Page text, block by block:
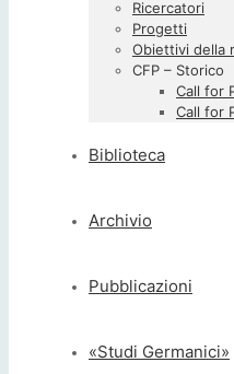
Ricercatori
Progetti
Obiettivi della
CFP – Storico
Call for
Call for
Biblioteca
Archivio
Pubblicazioni
«Studi Germanici»